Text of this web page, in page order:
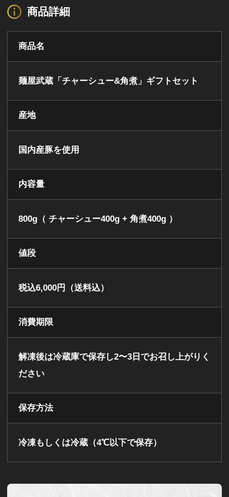
商品詳細
商品名
麺屋武蔵「チャーシュー&角煮」ギフトセット
産地
国内産豚を使用
内容量
800g（ チャーシュー400g + 角煮400g ）
値段
税込6,000円（送料込）
消費期限
解凍後は冷蔵庫で保存し2〜3日でお召し上がりく
ださい
保存方法
冷凍もしくは冷蔵（4℃以下で保存）